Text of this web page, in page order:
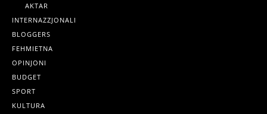
AKTAR
INTERNAZZJONALI
BLOGGERS
FEHMIETNA
OPINJONI
BUDGET
SPORT
KULTURA